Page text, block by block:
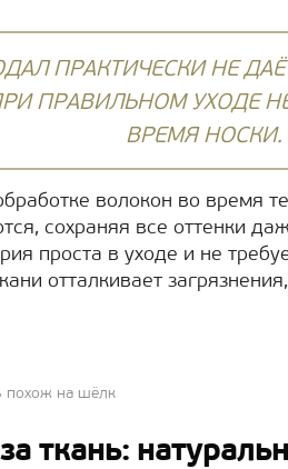
ПРАКТИЧЕСКИ НЕ
ПРАВИЛЬНОМ УХОДЕ
ВРЕМЯ НОСКИ.
волокон во время
сохраняя все оттенки
проста в уходе и не
отталкивает
похож на шёлк
ткань: